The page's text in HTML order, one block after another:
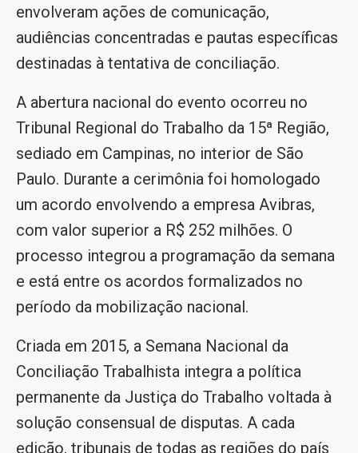
envolveram ações de comunicação,
audiências concentradas e pautas específicas
destinadas à tentativa de conciliação.
A abertura nacional do evento ocorreu no
Tribunal Regional do Trabalho da 15ª Região,
sediado em Campinas, no interior de São
Paulo. Durante a cerimônia foi homologado
um acordo envolvendo a empresa Avibras,
com valor superior a R$ 252 milhões. O
processo integrou a programação da semana
e está entre os acordos formalizados no
período da mobilização nacional.
Criada em 2015, a Semana Nacional da
Conciliação Trabalhista integra a política
permanente da Justiça do Trabalho voltada à
solução consensual de disputas. A cada
edição, tribunais de todas as regiões do país